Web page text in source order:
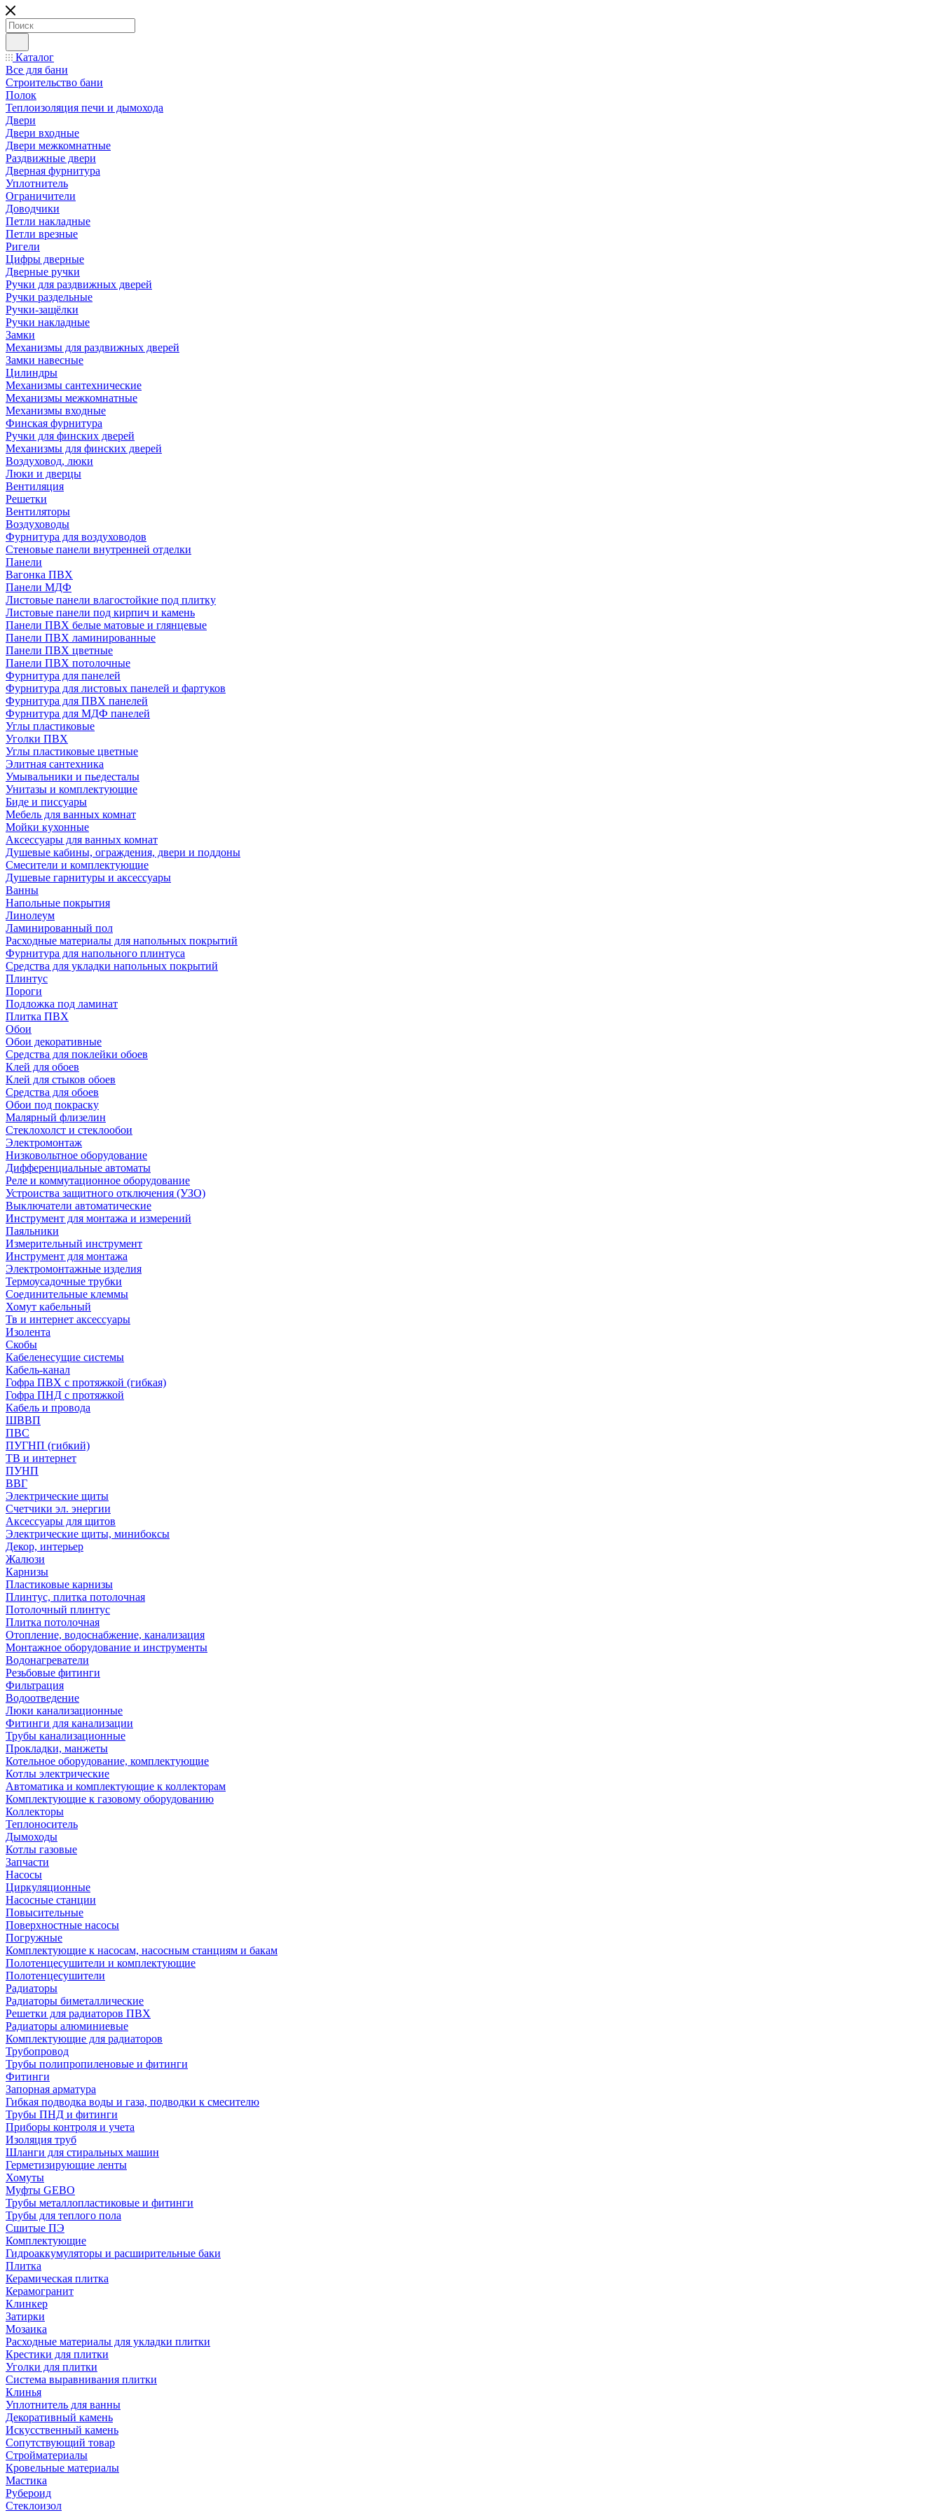
Каталог
Все для бани
Строительство бани
Полок
Теплоизоляция печи и дымохода
Двери
Двери входные
Двери межкомнатные
Раздвижные двери
Дверная фурнитура
Уплотнитель
Ограничители
Доводчики
Петли накладные
Петли врезные
Ригели
Цифры дверные
Дверные ручки
Ручки для раздвижных дверей
Ручки раздельные
Ручки-защёлки
Ручки накладные
Замки
Механизмы для раздвижных дверей
Замки навесные
Цилиндры
Механизмы сантехнические
Механизмы межкомнатные
Механизмы входные
Финская фурнитура
Ручки для финских дверей
Механизмы для финских дверей
Воздуховод, люки
Люки и дверцы
Вентиляция
Решетки
Вентиляторы
Воздуховоды
Фурнитура для воздуховодов
Стеновые панели внутренней отделки
Панели
Вагонка ПВХ
Панели МДФ
Листовые панели влагостойкие под плитку
Листовые панели под кирпич и камень
Панели ПВХ белые матовые и глянцевые
Панели ПВХ ламинированные
Панели ПВХ цветные
Панели ПВХ потолочные
Фурнитура для панелей
Фурнитура для листовых панелей и фартуков
Фурнитура для ПВХ панелей
Фурнитура для МДФ панелей
Углы пластиковые
Уголки ПВХ
Углы пластиковые цветные
Элитная сантехника
Умывальники и пьедесталы
Унитазы и комплектующие
Биде и писсуары
Мебель для ванных комнат
Мойки кухонные
Аксессуары для ванных комнат
Душевые кабины, ограждения, двери и поддоны
Смесители и комплектующие
Душевые гарнитуры и аксессуары
Ванны
Напольные покрытия
Линолеум
Ламинированный пол
Расходные материалы для напольных покрытий
Фурнитура для напольного плинтуса
Средства для укладки напольных покрытий
Плинтус
Пороги
Подложка под ламинат
Плитка ПВХ
Обои
Обои декоративные
Средства для поклейки обоев
Клей для обоев
Клей для стыков обоев
Средства для обоев
Обои под покраску
Малярный флизелин
Стеклохолст и стеклообои
Электромонтаж
Низковольтное оборудование
Дифференциальные автоматы
Реле и коммутационное оборудование
Устроиства защитного отключения (УЗО)
Выключатели автоматические
Инструмент для монтажа и измерений
Паяльники
Измерительный инструмент
Инструмент для монтажа
Электромонтажные изделия
Термоусадочные трубки
Соединительные клеммы
Хомут кабельный
Тв и интернет аксессуары
Изолента
Скобы
Кабеленесущие системы
Кабель-канал
Гофра ПВХ с протяжкой (гибкая)
Гофра ПНД с протяжкой
Кабель и провода
ШВВП
ПВС
ПУГНП (гибкий)
ТВ и интернет
ПУНП
ВВГ
Электрические щиты
Счетчики эл. энергии
Аксессуары для щитов
Электрические щиты, минибоксы
Декор, интерьер
Жалюзи
Карнизы
Пластиковые карнизы
Плинтус, плитка потолочная
Потолочный плинтус
Плитка потолочная
Отопление, водоснабжение, канализация
Монтажное оборудование и инструменты
Водонагреватели
Резьбовые фитинги
Фильтрация
Водоотведение
Люки канализационные
Фитинги для канализации
Трубы канализационные
Прокладки, манжеты
Котельное оборудование, комплектующие
Котлы электрические
Автоматика и комплектующие к коллекторам
Комплектующие к газовому оборудованию
Коллекторы
Теплоноситель
Дымоходы
Котлы газовые
Запчасти
Насосы
Циркуляционные
Насосные станции
Повысительные
Поверхностные насосы
Погружные
Комплектующие к насосам, насосным станциям и бакам
Полотенцесушители и комплектующие
Полотенцесушители
Радиаторы
Радиаторы биметаллические
Решетки для радиаторов ПВХ
Радиаторы алюминиевые
Комплектующие для радиаторов
Трубопровод
Трубы полипропиленовые и фитинги
Фитинги
Запорная арматура
Гибкая подводка воды и газа, подводки к смесителю
Трубы ПНД и фитинги
Приборы контроля и учета
Изоляция труб
Шланги для стиральных машин
Герметизирующие ленты
Хомуты
Муфты GEBO
Трубы металлопластиковые и фитинги
Трубы для теплого пола
Сшитые ПЭ
Комплектующие
Гидроаккумуляторы и расширительные баки
Плитка
Керамическая плитка
Керамогранит
Клинкер
Затирки
Мозаика
Расходные материалы для укладки плитки
Крестики для плитки
Уголки для плитки
Система выравнивания плитки
Клинья
Уплотнитель для ванны
Декоративный камень
Искусственный камень
Сопутствующий товар
Стройматериалы
Кровельные материалы
Мастика
Рубероид
Стеклоизол